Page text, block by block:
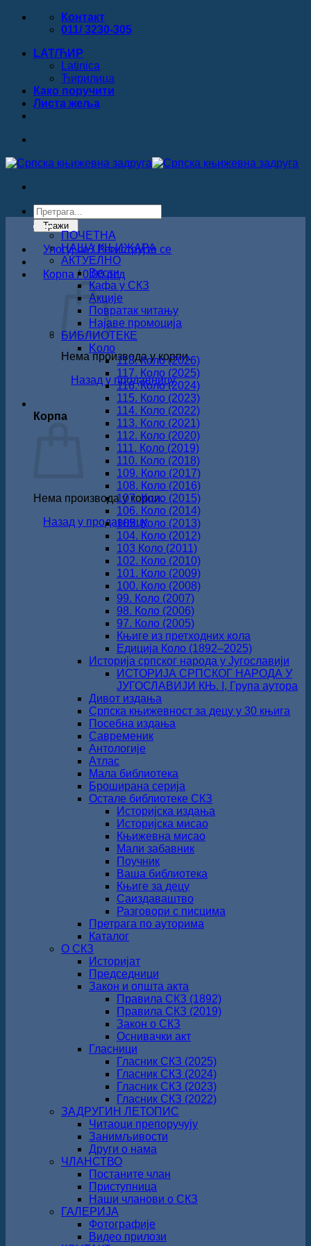
Прескочи
Контакт
011/ 3230-305
LAT/ЋИР
Latinica
Ћирилица
Како поручити
Листa жеља
Products
search
Тражи
Улогуј се / Региструјте се
Корпа /0.00рсд
Нема производа у корпи.
Назад у продавницу
Корпа
Нема производа у корпи.
Назад у продавницу
ПОЧЕТНА
НАША КЊИЖАРА
АКТУЕЛНО
Вести
Кафа у СКЗ
Акције
Повратак читању
Најаве промоција
БИБЛИОТЕКЕ
Koло
118. Коло (2026)
117. Коло (2025)
116. Коло (2024)
115. Коло (2023)
114. Коло (2022)
113. Коло (2021)
112. Коло (2020)
111. Коло (2019)
110. Коло (2018)
109. Коло (2017)
108. Коло (2016)
107. Коло (2015)
106. Коло (2014)
105. Коло (2013)
104. Коло (2012)
103 Коло (2011)
102. Коло (2010)
101. Коло (2009)
100. Коло (2008)
99. Коло (2007)
98. Коло (2006)
97. Коло (2005)
Књиге из претходних кола
Едиција Коло (1892‒2025)
Историја српског народа у Југославији
ИСТОРИЈА СРПСКОГ НАРОДА У
ЈУГОСЛАВИЈИ КЊ. I, Група аутора
Дивот издања
Српска књижевност за децу у 30 књига
Посебна издања
Савременик
Антологије
Атлас
Мала библиотека
Броширана серија
Остале библиотеке СКЗ
Историјска издања
Историјска мисао
Књижевна мисао
Мали забавник
Поучник
Ваша библиотека
Књиге за децу
Саиздаваштво
Разговори с писцима
Претрага по ауторима
Каталог
О СКЗ
Историјат
Председници
Закон и општа акта
Правила СКЗ (1892)
Правила СКЗ (2019)
Закон о СКЗ
Оснивачки акт
Гласници
Гласник СКЗ (2025)
Гласник СКЗ (2024)
Гласник СКЗ (2023)
Гласник СКЗ (2022)
ЗАДРУГИН ЛЕТОПИС
Читаоци препоручују
Занимљивости
Други о нама
ЧЛАНСТВО
Постаните члан
Приступница
Наши чланови о СКЗ
ГАЛЕРИЈА
Фотографије
Видео прилози